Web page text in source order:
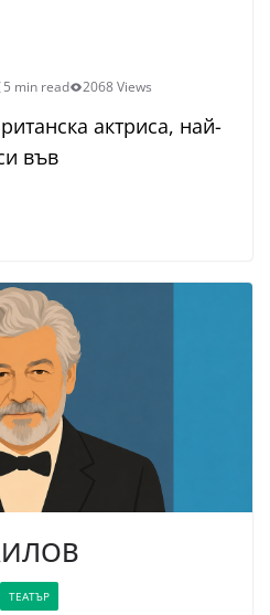
5 min read 2068 Views
актриса, най-
във
ТЕАТЪР